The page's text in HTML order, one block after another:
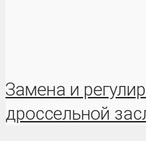
Замена и
дроссельной